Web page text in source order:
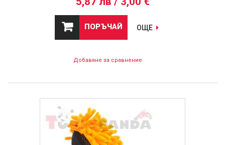
ПОРЪЧАЙ ОЩЕ
Добавяне за сравнение